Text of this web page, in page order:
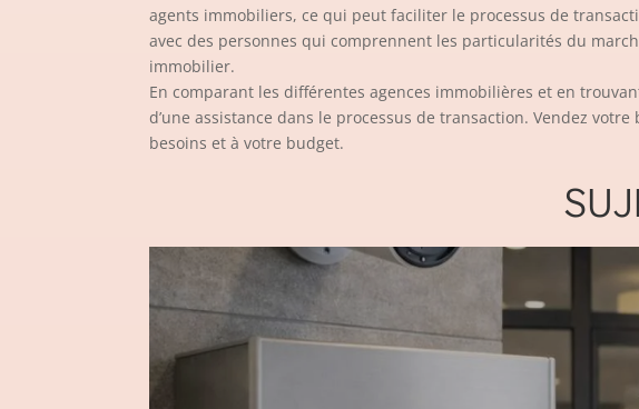
agents immobiliers, ce qui peut faciliter le processus de
avec des personnes qui comprennent les particularités du
immobilier.
En comparant les différentes agences immobilières et en
d’une assistance dans le processus de transaction. Vendez
besoins et à votre budget.